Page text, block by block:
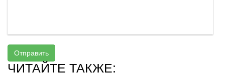
Отправить
ЧИТАЙТЕ ТАКЖЕ: